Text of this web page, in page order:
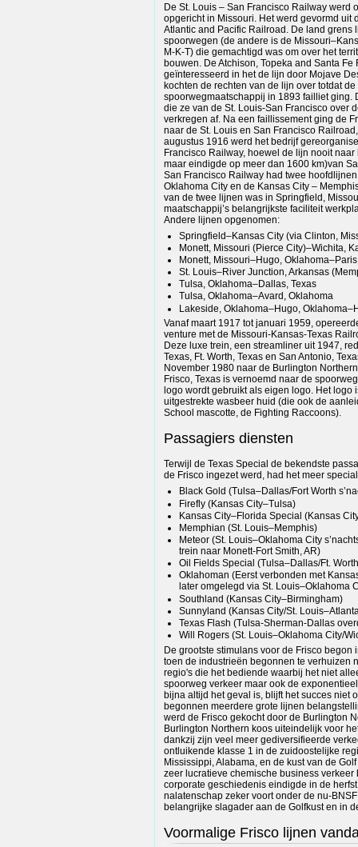
De St. Louis – San Francisco Railway werd
opgericht in Missouri. Het werd gevormd uit
Atlantic and Pacific Railroad. De land grens
spoorwegen (de andere is de
M-K-T) die gemachtigd was om over het
bouwen. De Atchison, Topeka and Santa Fe
geïnteresseerd in het de lijn door Mojave
kochten de rechten van de lijn over totdat de
spoorwegmaatschappij in 1893 failliet ging.
die ze van de St. Louis-San Francisco over
verkregen af. Na een faillissement ging de
naar de St. Louis en San Francisco
augustus 1916 werd het bedrijf
Francisco Railway, hoewel de lijn nooit
maar eindigde op meer dan 1600 km)van
San Francisco Railway had twee
Oklahoma City en de Kansas City –
van de twee lijnen was in Springfield,
maatschappij’s belangrijkste faciliteit
Andere lijnen opgenomen:
Springfield–Kansas City (via Clinton,
Monett, Missouri (Pierce City)–Wichita,
Monett, Missouri–Hugo,
St. Louis–River Junction, Arkansas
Tulsa, Oklahoma–Dallas, Texas
Tulsa, Oklahoma–Avard, Oklahoma
Lakeside, Oklahoma–Hugo,
Vanaf maart 1917 tot januari 1959,
venture met de Missouri-Kansas-Texas
Deze luxe trein, een streamliner uit 1947,
Texas, Ft. Worth, Texas en San Antonio,
November 1980 naar de Burlington
Frisco, Texas is vernoemd naar de
logo wordt gebruikt als eigen logo. Het logo
uitgestrekte wasbeer huid (die ook de
School mascotte, de Fighting Raccoons).
Passagiers diensten
Terwijl de Texas Special de bekendste
de Frisco ingezet werd, had het meer
Black Gold (Tulsa–Dallas/Fort Worth
Firefly (Kansas City–Tulsa)
Kansas City–Florida Special (Kansas
Memphian (St. Louis–Memphis)
Meteor (St. Louis–Oklahoma City
trein naar Monett-Fort Smith, AR)
Oil Fields Special (Tulsa–Dallas/Ft.
Oklahoman (Eerst verbonden met
later omgelegd via St. Louis–Oklahoma
Southland (Kansas City–Birmingham)
Sunnyland (Kansas City/St.
Texas Flash (Tulsa-Sherman-Dallas
Will Rogers (St. Louis–Oklahoma City/
De grootste stimulans voor de Frisco
toen de industrieën begonnen te verhuizen
regio's die het bediende waarbij het niet
spoorweg verkeer maar ook de
bijna altijd het geval is, blijft het succes niet
begonnen meerdere grote lijnen
werd de Frisco gekocht door de Burlington
Burlington Northern koos uiteindelijk voor
dankzij zijn veel meer gediversifieerde
ontluikende klasse 1 in de zuidoostelijke
Mississippi, Alabama, en de kust van de
zeer lucratieve chemische business verkeer
corporate geschiedenis eindigde in de
nalatenschap zeker voort onder de nu-
belangrijke slagader aan de Golfkust en in
Voormalige Frisco lijnen